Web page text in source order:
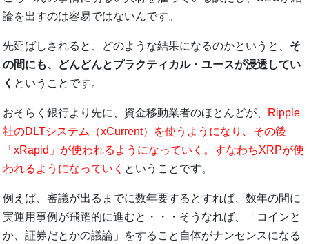
論を出すのは容易ではないんです。
先延ばしされると、どのような結果になるのかというと、 そ
の間にも、どんどんとプラクティカル・ユースが浸透してい
く ということです。
おそらく銀行より先に、資金移動業者のほとんどが、 Ripple
社のDLTシステム（xCurrent）を使うようになり、その後
「xRapid」が使われるようになっていく。すなわちXRPが使
われるようになっていく ということです。
例えば、審議が出るまでに数年要するとすれば、数年の間に
実運用事例が飛躍的に進むと・・・そうなれば、「コインと
か、証券だとかの議論」をすること自体がナンセンスになる